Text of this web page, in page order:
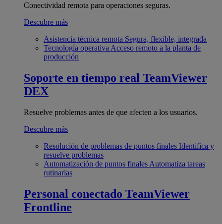
Conectividad remota para operaciones seguras.
Descubre más
Asistencia técnica remota Segura, flexible, integrada
Tecnología operativa Acceso remoto a la planta de
producción
Soporte en tiempo real TeamViewer
DEX
Resuelve problemas antes de que afecten a los usuarios.
Descubre más
Resolución de problemas de puntos finales Identifica y
resuelve problemas
Automatización de puntos finales Automatiza tareas
rutinarias
Personal conectado TeamViewer
Frontline